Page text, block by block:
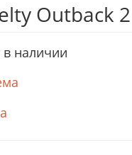
Outback 2
в наличии